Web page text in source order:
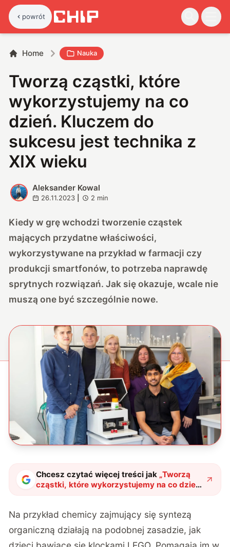
powrót
Home Nauka
Tworzą cząstki, które
wykorzystujemy na co
dzień. Kluczem do
sukcesu jest technika z
XIX wieku
A
Aleksander Kowal
26.11.2023 2 min
Kiedy w grę wchodzi tworzenie cząstek
mających przydatne właściwości,
wykorzystywane na przykład w farmacji czy
produkcji smartfonów, to potrzeba naprawdę
sprytnych rozwiązań. Jak się okazuje, wcale nie
muszą one być szczególnie nowe.
Chcesz czytać więcej treści jak „Tworzą
cząstki, które wykorzystujemy na co dzień.
Kluczem do sukcesu jest technika z XIX
Na przykład chemicy zajmujący się syntezą
organiczną działają na podobnej zasadzie, jak